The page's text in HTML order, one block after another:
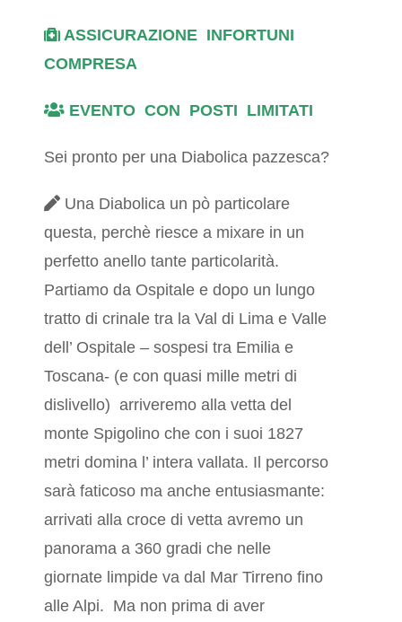
ASSICURAZIONE INFORTUNI
COMPRESA
EVENTO CON POSTI LIMITATI
Sei pronto per una Diabolica pazzesca?
Una Diabolica un pò particolare
questa, perchè riesce a mixare in un
perfetto anello tante particolarità.
Partiamo da Ospitale e dopo un lungo
tratto di crinale tra la Val di Lima e Valle
dell’ Ospitale – sospesi tra Emilia e
Toscana- (e con quasi mille metri di
dislivello) arriveremo alla vetta del
monte Spigolino che con i suoi 1827
metri domina l’ intera vallata. Il percorso
sarà faticoso ma anche entusiasmante:
arrivati alla croce di vetta avremo un
panorama a 360 gradi che nelle
giornate limpide va dal Mar Tirreno fino
alle Alpi. Ma non prima di aver